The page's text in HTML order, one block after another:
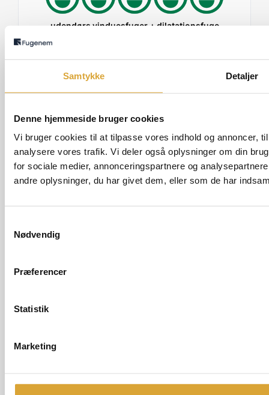
Samtykke Detaljer
Denne hjemmeside bruger cookies
Vi bruger cookies til at tilpasse vores indhold og annoncer,
analysere vores trafik. Vi deler også oplysninger om din
for sociale medier, annonceringspartnere og
andre oplysninger, du har givet dem, eller som de har
Nødvendig
Præferencer
Statistik
Marketing
udendørs vinduesfuger + dilatationsfuge
Hurtigt svar på anmodning af tilbud og meget god
imødekommende håndværker der ordnede alt som lovet
Anmeldt af:
Samlet karakter på Anmeld Håndværker: 5.0
Ringede i fredags med en revnet fuge i brusenichen-